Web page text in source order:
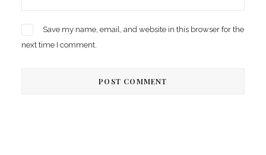
Save my name, email, and website in this browser for the
next time I comment.